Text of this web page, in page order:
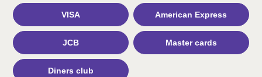
VISA American Express
JCB Master cards
Diners club